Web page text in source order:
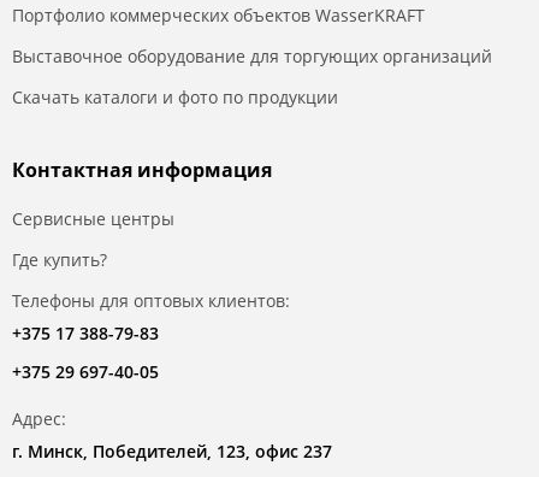
Портфолио коммерческих объектов WasserKRAFT
Выставочное оборудование для торгующих организаций
Скачать каталоги и фото по продукции
Контактная информация
Сервисные центры
Где купить?
Телефоны для оптовых клиентов:
+375 17 388-79-83
+375 29 697-40-05
Адрес:
г. Минск, Победителей, 123, офис 237